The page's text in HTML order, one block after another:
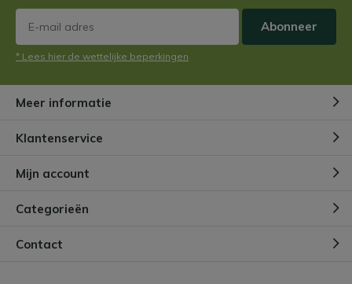
Abonneer
* Lees hier de wettelijke beperkingen
Meer informatie
Klantenservice
Mijn account
Categorieën
Contact